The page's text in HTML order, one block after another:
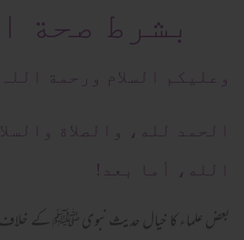
بشرط صحة
وعلیکم السلام ورحمة
الحمد لله، والصلاة
الله، أما بعد!
بعض علماء کا خیال حدیث نبوی ﷺ کے